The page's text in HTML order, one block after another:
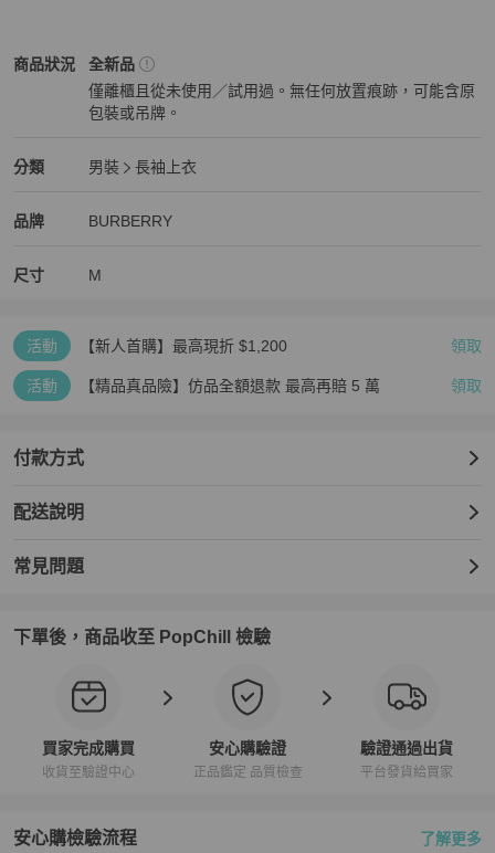
商品狀況
BURBERRY男裝商品狀態與細節
全新品
僅離櫃且從未使用／試用過。無任何放置痕跡，可能含原
包裝或吊牌。
分類
BURBERRY男裝分類資訊
男裝
長袖上衣
品牌
BURBERRY精品男裝品牌介紹
BURBERRY
BURBERRY推薦清單
尺寸 M
活動 【新人首購】最高現折 $1,200 領取
活動 【精品真品險】仿品全額退款 最高再賠 5 萬 領取
付款方式
配送說明
常見問題
下單後，商品收至 PopChill 檢驗
買家完成購買
收貨至驗證中心
安心購驗證
正品鑑定 品質檢查
驗證通過出貨
平台發貨給買家
安心購檢驗流程 了解更多